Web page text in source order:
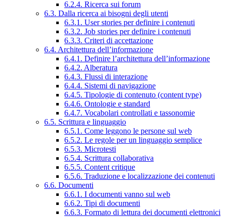
6.2.4. Ricerca sui forum
6.3. Dalla ricerca ai bisogni degli utenti
6.3.1. User stories per definire i contenuti
6.3.2. Job stories per definire i contenuti
6.3.3. Criteri di accettazione
6.4. Architettura dell’informazione
6.4.1. Definire l’architettura dell’informazione
6.4.2. Alberatura
6.4.3. Flussi di interazione
6.4.4. Sistemi di navigazione
6.4.5. Tipologie di contenuto (content type)
6.4.6. Ontologie e standard
6.4.7. Vocabolari controllati e tassonomie
6.5. Scrittura e linguaggio
6.5.1. Come leggono le persone sul web
6.5.2. Le regole per un linguaggio semplice
6.5.3. Microtesti
6.5.4. Scrittura collaborativa
6.5.5. Content critique
6.5.6. Traduzione e localizzazione dei contenuti
6.6. Documenti
6.6.1. I documenti vanno sul web
6.6.2. Tipi di documenti
6.6.3. Formato di lettura dei documenti elettronici